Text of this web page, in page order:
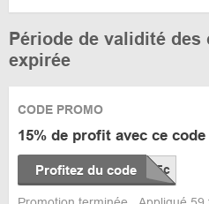
Période de validité
expirée
CODE PROMO
15% de profit avec ce
Profitez du code